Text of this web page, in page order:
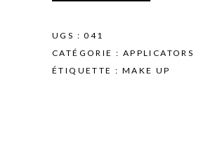
UGS :041
CATÉGORIE : APPLICATORS
ÉTIQUETTE : MAKE UP